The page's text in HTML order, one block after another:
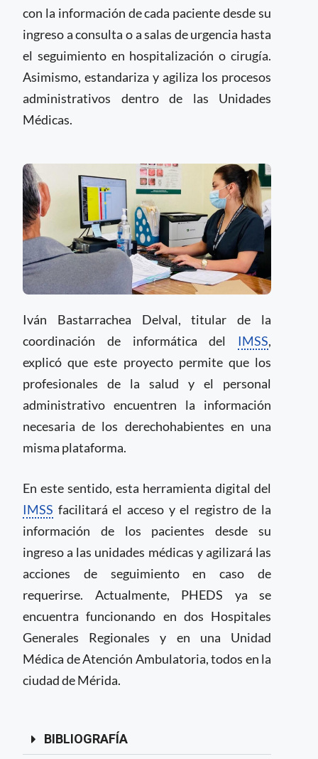
con la información de cada paciente desde su
ingreso a consulta o a salas de urgencia hasta
el seguimiento en hospitalización o cirugía.
Asimismo, estandariza y agiliza los procesos
administrativos dentro de las Unidades
Médicas.
Iván Bastarrachea Delval, titular de la
coordinación de informática del IMSS,
explicó que este proyecto permite que los
profesionales de la salud y el personal
administrativo encuentren la información
necesaria de los derechohabientes en una
misma plataforma.
En este sentido, esta herramienta digital del
IMSS facilitará el acceso y el registro de la
información de los pacientes desde su
ingreso a las unidades médicas y agilizará las
acciones de seguimiento en caso de
requerirse. Actualmente, PHEDS ya se
encuentra funcionando en dos Hospitales
Generales Regionales y en una Unidad
Médica de Atención Ambulatoria, todos en la
ciudad de Mérida.
BIBLIOGRAFÍA